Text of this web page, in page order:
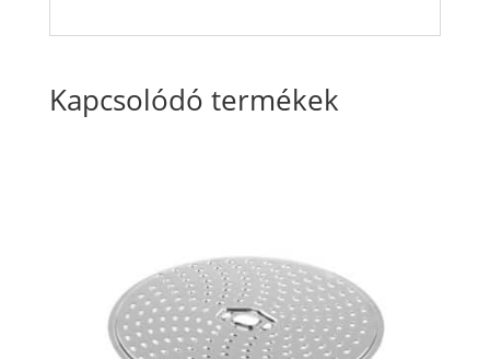
Kapcsolódó termékek